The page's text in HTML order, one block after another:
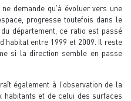
demande qu’à évoluer vers une
progresse toutefois dans le
département, ce ratio est passé
entre 1999 et 2009. Il reste
si la direction semble en passe
également à l’observation de la
habitants et de celui des surfaces